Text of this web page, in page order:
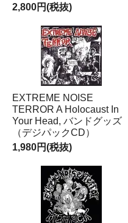
2,800円(税抜)
EXTREME NOISE
TERROR A Holocaust In
Your Head, バンドグッズ
（デジパックCD）
1,980円(税抜)